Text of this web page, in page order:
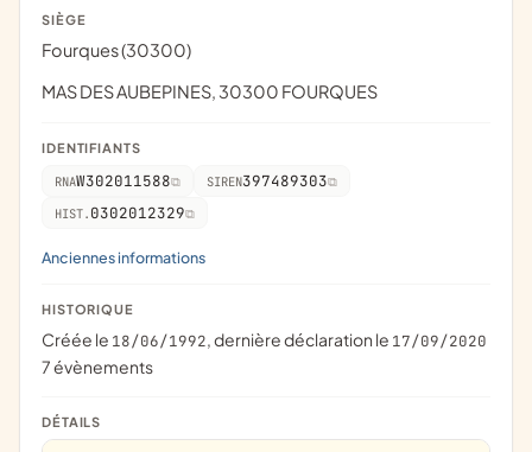
SIÈGE
Fourques (30300)
MAS DES AUBEPINES, 30300 FOURQUES
IDENTIFIANTS
RNAW302011588 SIREN397489303
HIST. 0302012329
Anciennes informations
HISTORIQUE
Créée le 18/06/1992, dernière déclaration le 17/09/2020
7 évènements
DÉTAILS